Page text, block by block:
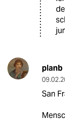
planb
San